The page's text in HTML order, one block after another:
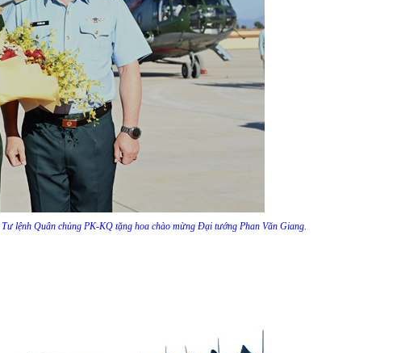
lệnh Quân chủng PK-KQ tặng hoa chào mừng Đại tướng Phan Văn Giang.
cảng
Hành trình phát triển nghành hàng không